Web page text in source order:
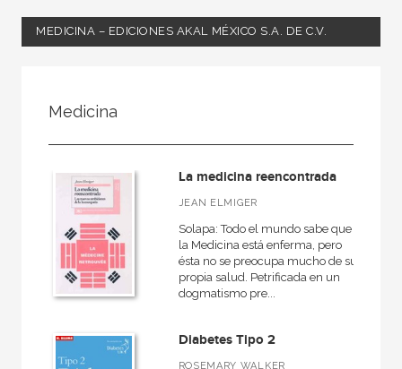
MEDICINA – EDICIONES AKAL MÉXICO S.A. DE C.V.
Salud
Medicina
MATERIAS
Medicina
Infancia y adolescencia
Deporte
Medicina
La medicina reencontrada
JEAN ELMIGER
Solapa: Todo el mundo sabe que
la Medicina está enferma, pero
ésta no se preocupa mucho de su
propia salud. Petrificada en un
dogmatismo pre...
Diabetes Tipo 2
ROSEMARY WALKER